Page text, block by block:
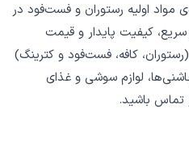
مواد اولیه رستوران و فست‌فود در
، کیفیت پایدار و قیمت
کافه، فست‌فود و کترینگ)
لوازم سوشی و غذای
تماس باشید.